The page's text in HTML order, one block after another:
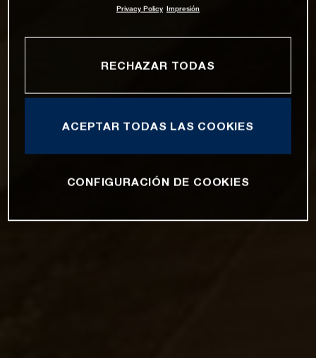
Privacy Policy Impresión
RECHAZAR TODAS
ACEPTAR TODAS LAS COOKIES
CONFIGURACIÓN DE COOKIES